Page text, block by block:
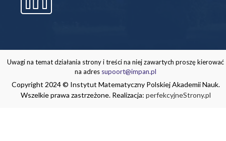
Uwagi na temat działania strony i treści na niej zawartych proszę kierować
na adres supoort@impan.pl
Copyright 2024 © Instytut Matematyczny Polskiej Akademii Nauk.
Wszelkie prawa zastrzeżone. Realizacja: perfekcyjneStrony.pl